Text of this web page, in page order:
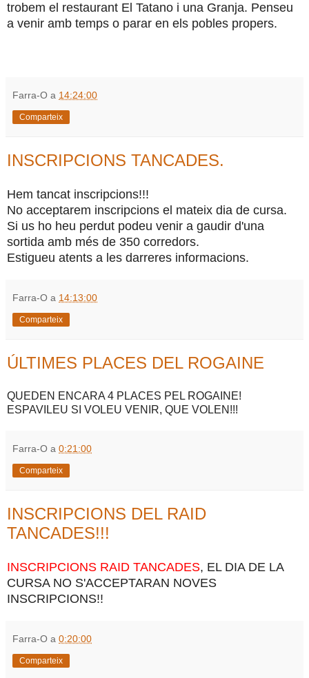
trobem el restaurant El Tatano i una Granja. Penseu
a venir amb temps o parar en els pobles propers.
Farra-O a 14:24:00
Comparteix
INSCRIPCIONS TANCADES.
Hem tancat inscripcions!!!
No acceptarem inscripcions el mateix dia de cursa.
Si us ho heu perdut podeu venir a gaudir d'una
sortida amb més de 350 corredors.
Estigueu atents a les darreres informacions.
Farra-O a 14:13:00
Comparteix
ÚLTIMES PLACES DEL ROGAINE
QUEDEN ENCARA 4 PLACES PEL ROGAINE!
ESPAVILEU SI VOLEU VENIR, QUE VOLEN!!!
Farra-O a 0:21:00
Comparteix
INSCRIPCIONS DEL RAID
TANCADES!!!
INSCRIPCIONS RAID TANCADES, EL DIA DE LA
CURSA NO S'ACCEPTARAN NOVES
INSCRIPCIONS!!
Farra-O a 0:20:00
Comparteix